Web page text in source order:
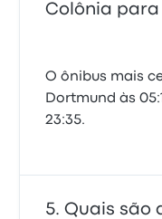
Colônia
O ônibus mais
Dortmund às
23:35.
Quais são